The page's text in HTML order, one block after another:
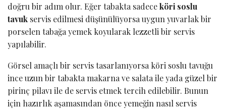
doğru bir adım olur. Eğer tabakta sadeceköri soslu
tavuk servis edilmesi düşünülüyorsa uygun yuvarlak bir
porselen tabağa yemek koyularak lezzetli bir servis
yapılabilir.
Görsel amaçlı bir servis tasarlanıyorsa köri soslu tavuğu
ince uzun bir tabakta makarna ve salata ile yada güzel bir
pirinç pilavı ile de servis etmek tercih edilebilir. Bunun
için hazırlık aşamasından önce yemeğin nasıl servis